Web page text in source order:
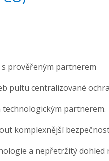
s prověřeným partnerem
pultu centralizované
partnerem.
komplexnější
a nepřetržitý dohled